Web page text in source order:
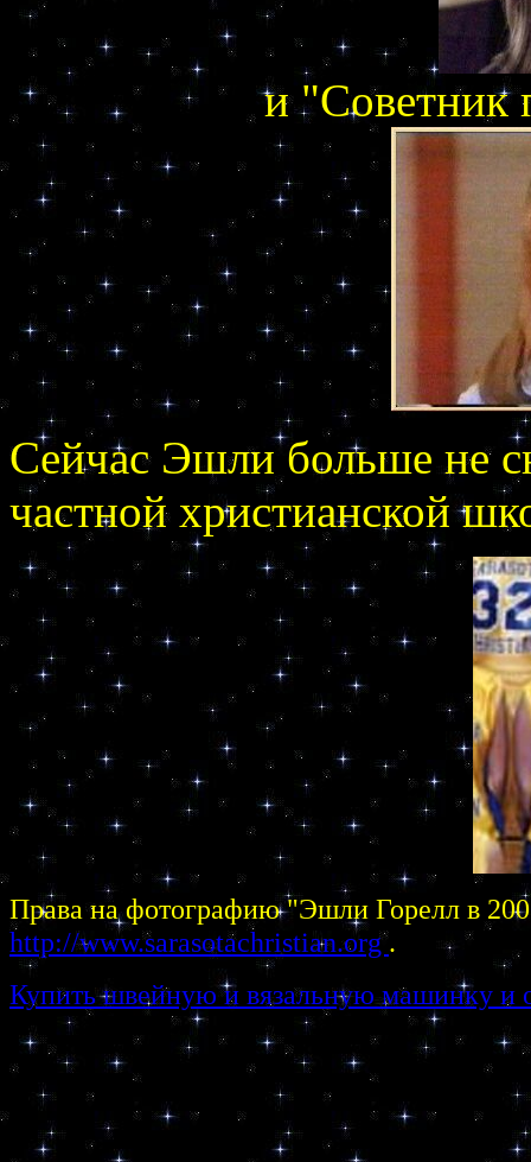
и "Советник
Сейчас Эшли больше не
частной христианской
Права на фотографию "Эшли Горелл в
http://www.sarasotachristian.org.
Купить швейную и вязальную машинку и